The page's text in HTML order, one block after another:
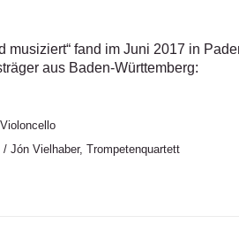
musiziert“ fand im Juni 2017 in
aus Baden-Württemberg:
Jón Vielhaber, Trompetenquartett